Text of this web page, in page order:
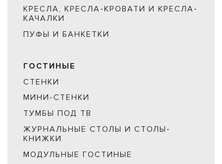
КРЕСЛА, КРЕСЛА-КРОВАТИ И КРЕСЛА-
КАЧАЛКИ
ПУФЫ И БАНКЕТКИ
ГОСТИНЫЕ
СТЕНКИ
МИНИ-СТЕНКИ
ТУМБЫ ПОД ТВ
ЖУРНАЛЬНЫЕ СТОЛЫ И СТОЛЫ-
КНИЖКИ
МОДУЛЬНЫЕ ГОСТИНЫЕ